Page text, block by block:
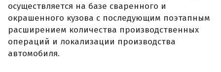
осуществляется на базе сваренного и
окрашенного кузова с последующим поэтапным
расширением количества производственных
операций и локализации производства
автомобиля.